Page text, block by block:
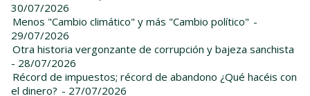
30/07/2026
Menos "Cambio climático" y más "Cambio político" -
29/07/2026
Otra historia vergonzante de corrupción y bajeza sanchista
- 28/07/2026
Récord de impuestos; récord de abandono ¿Qué hacéis con
el dinero? - 27/07/2026